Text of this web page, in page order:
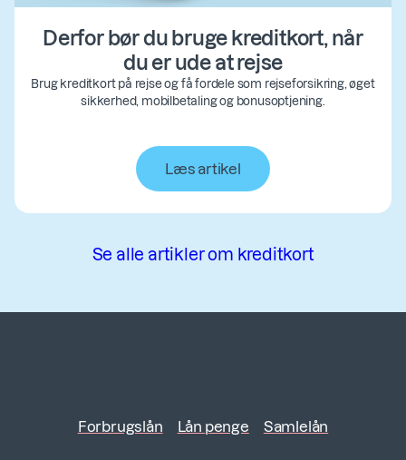
Derfor bør du bruge kreditkort, når
du er ude at rejse
Brug kreditkort på rejse og få fordele som rejseforsikring, øget
sikkerhed, mobilbetaling og bonusoptjening.
Læs artikel
Se alle artikler om kreditkort
Forbrugslån Lån penge Samlelån